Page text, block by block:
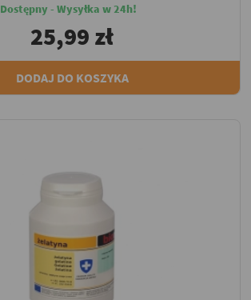
Dostępny - Wysyłka w 24h!
25,99 zł
DODAJ DO KOSZYKA